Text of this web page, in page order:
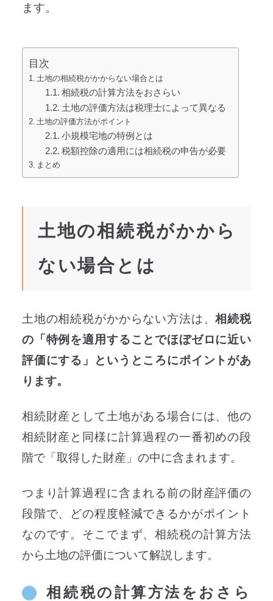
ます。
目次
土地の相続税がかからない場合とは
相続税の計算方法をおさらい
土地の評価方法は税理士によって異なる
土地の評価方法がポイント
小規模宅地の特例とは
税額控除の適用には相続税の申告が必要
まとめ
土地の相続税がかから
ない場合とは
土地の相続税がかからない方法は、相続税
の「特例を適用することでほぼゼロに近い
評価にする」というところにポイントがあ
ります。
相続財産として土地がある場合には、他の
相続財産と同様に計算過程の一番初めの段
階で「取得した財産」の中に含まれます。
つまり計算過程に含まれる前の財産評価の
段階で、どの程度軽減できるかがポイント
なのです。そこでまず、相続税の計算方法
から土地の評価について解説します。
相続税の計算方法をおさら